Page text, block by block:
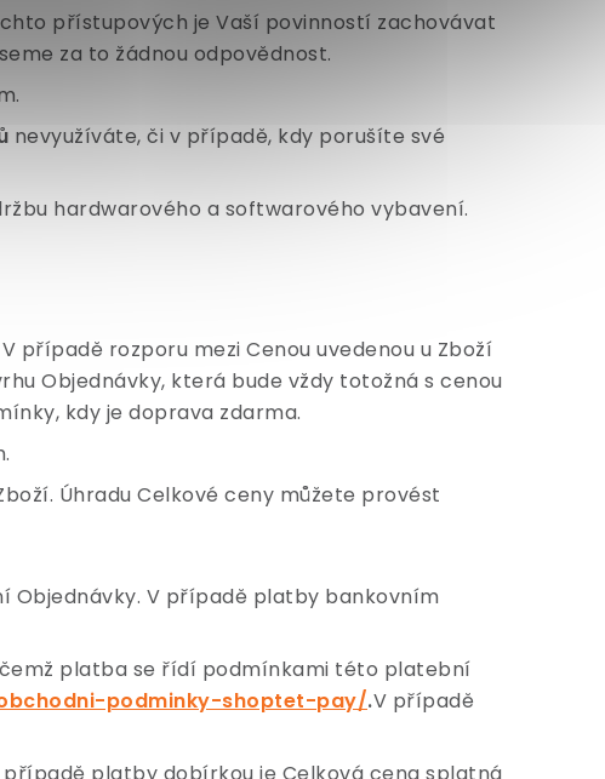
přístupových je Vaší povinností zachovávat
za to žádnou odpovědnost.
nevyužíváte, či v případě, kdy porušíte své
hardwarového a softwarového vybavení.
případě rozporu mezi Cenou uvedenou u Zboží
Objednávky, která bude vždy totožná s cenou
kdy je doprava zdarma.
Úhradu Celkové ceny můžete provést
Objednávky. V případě platby bankovním
platba se řídí podmínkami této platební
podminky-shoptet-pay/.V případě
platby dobírkou je Celková cena splatná